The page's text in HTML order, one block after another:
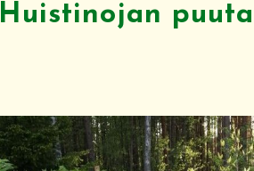
Huistinojan